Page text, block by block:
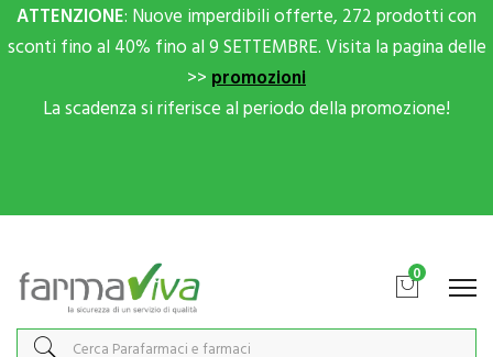
ATTENZIONE: Nuove imperdibili offerte, 272 prodotti con
sconti fino al 40% fino al 9 SETTEMBRE. Visita la pagina delle
>> promozioni
La scadenza si riferisce al periodo della promozione!
0